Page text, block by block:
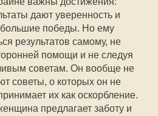
дают уверенность и
победы. Но ему
результатов самому, не
помощи и не следуя
советам. Он вообще не
советы, о которых он не
их как оскорбление.
предлагает заботу и